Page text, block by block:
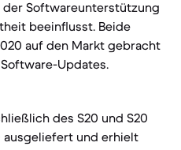
Softwareunterstützung
beeinflusst. Beide
auf den Markt gebracht
Updates.
des S20 und S20
ausgeliefert und erhielt